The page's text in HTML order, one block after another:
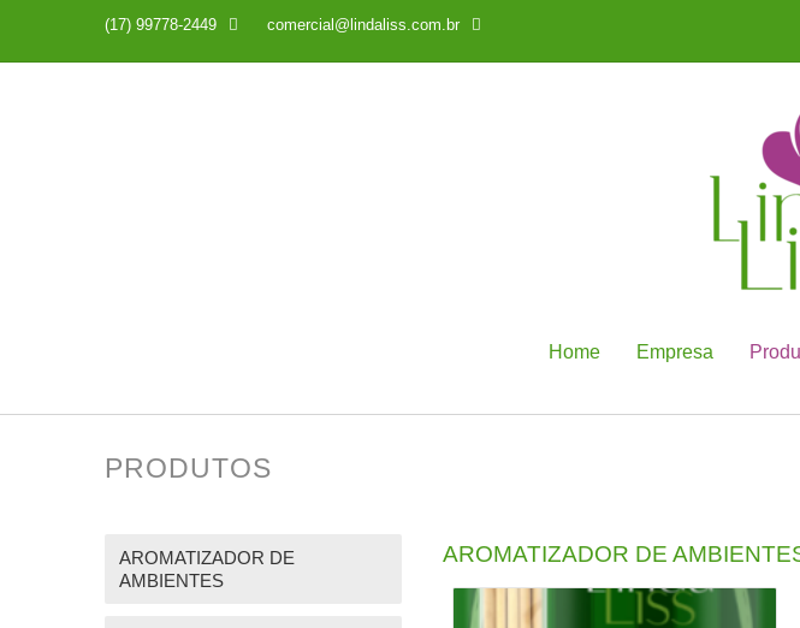
(17) 99778-2449  comercial@lindaliss.com.br
Home Empresa
PRODUTOS
AROMATIZADOR DE
AMBIENTES
AROMATIZADOR DE